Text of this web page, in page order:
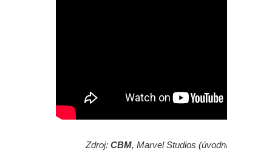
Zdroj: CBM, Marvel Studios (úvodní